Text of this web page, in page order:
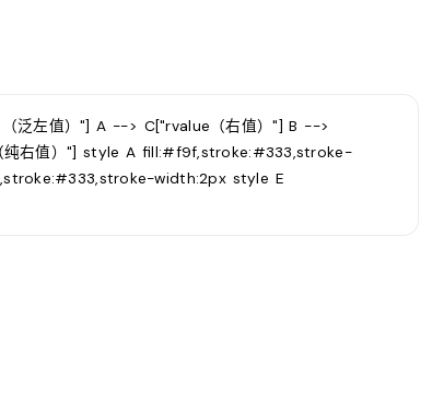
泛左值）"] A --> C["rvalue（右值）"] B -->
纯右值）"] style A fill:#f9f,stroke:#333,stroke-
width:2px style E